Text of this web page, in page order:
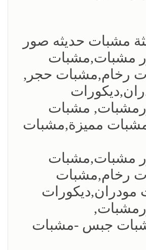
مشبات حديثه صور
مشبات,مشبات
رخام,مشبات حجر,
مشبات
مميزة,مشبات
مشبات,مشبات
رخام,مشبات
جبس -مشبات